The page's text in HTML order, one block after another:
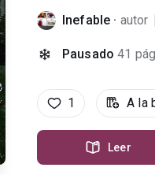
Inefable · autor
Pausado 41
1 A la
Leer